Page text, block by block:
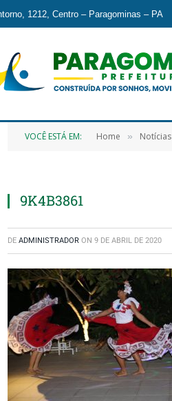
1212, Centro – Paragominas – PA
VOCÊ ESTÁ EM: Home » Notícias
9K4B3861
DE ADMINISTRADOR ON 9 DE ABRIL DE 2020